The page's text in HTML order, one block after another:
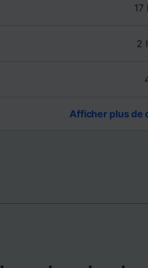
17
2
Afficher plus de